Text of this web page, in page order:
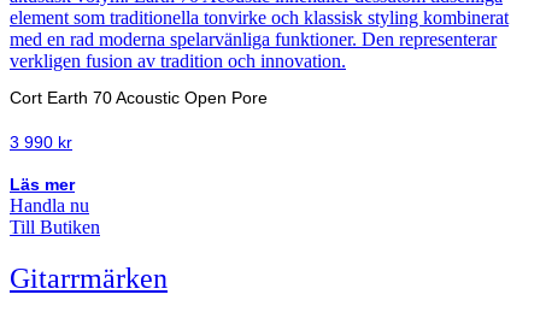
Cort Earth 70 Acoustic Open Pore
3 990 kr
Läs mer
Handla nu
Till Butiken
Gitarrmärken